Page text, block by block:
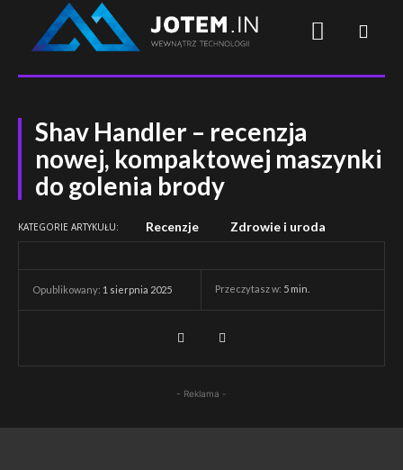
Shav Handler – recenzja
nowej, kompaktowej maszynki
do golenia brody
KATEGORIE ARTYKUŁU: Recenzje Zdrowie i uroda
Opublikowany: 1 sierpnia 2025 Przeczytasz w: 5 min.
- Reklama -